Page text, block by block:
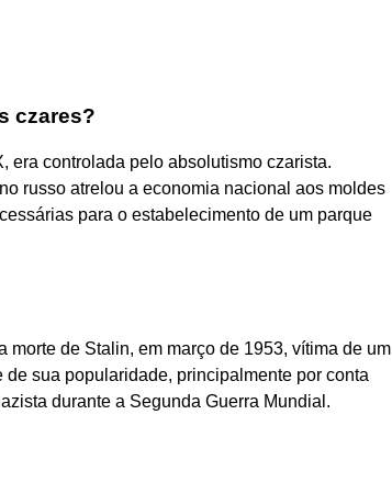
czares?
era controlada pelo absolutismo czarista.
russo atrelou a economia nacional aos moldes
para o estabelecimento de um parque
morte de Stalin, em março de 1953, vítima de um
sua popularidade, principalmente por conta
durante a Segunda Guerra Mundial.